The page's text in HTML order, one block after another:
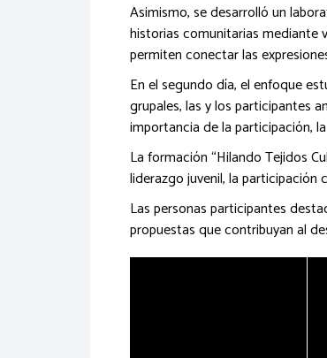
Asimismo, se desarrolló un
historias comunitarias mediante
permiten conectar las
En el segundo día, el enfoque
grupales, las y los participantes
importancia de la participación,
La formación “Hilando Tejidos
liderazgo juvenil, la participación
Las personas participantes
propuestas que contribuyan al